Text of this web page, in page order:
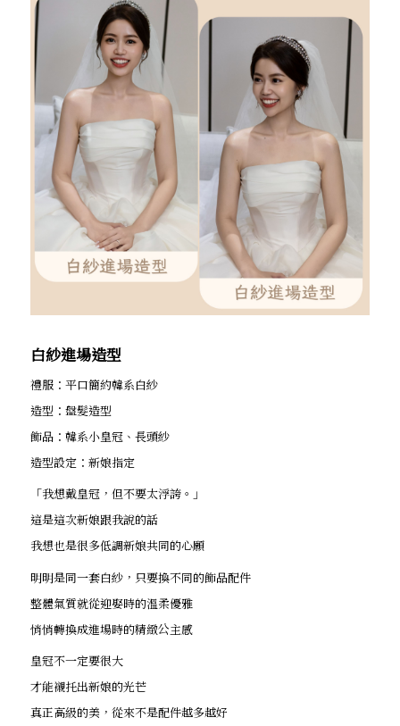
白紗進場造型
禮服：平口簡約韓系白紗
造型：盤髮造型
飾品：韓系小皇冠、長頭紗
造型設定：新娘指定
「我想戴皇冠，但不要太浮誇。」
這是這次新娘跟我說的話
我想也是很多低調新娘共同的心願
明明是同一套白紗，只要換不同的飾品配件
整體氣質就從迎娶時的溫柔優雅
悄悄轉換成進場時的精緻公主感
皇冠不一定要很大
才能襯托出新娘的光芒
真正高級的美，從來不是配件越多越好